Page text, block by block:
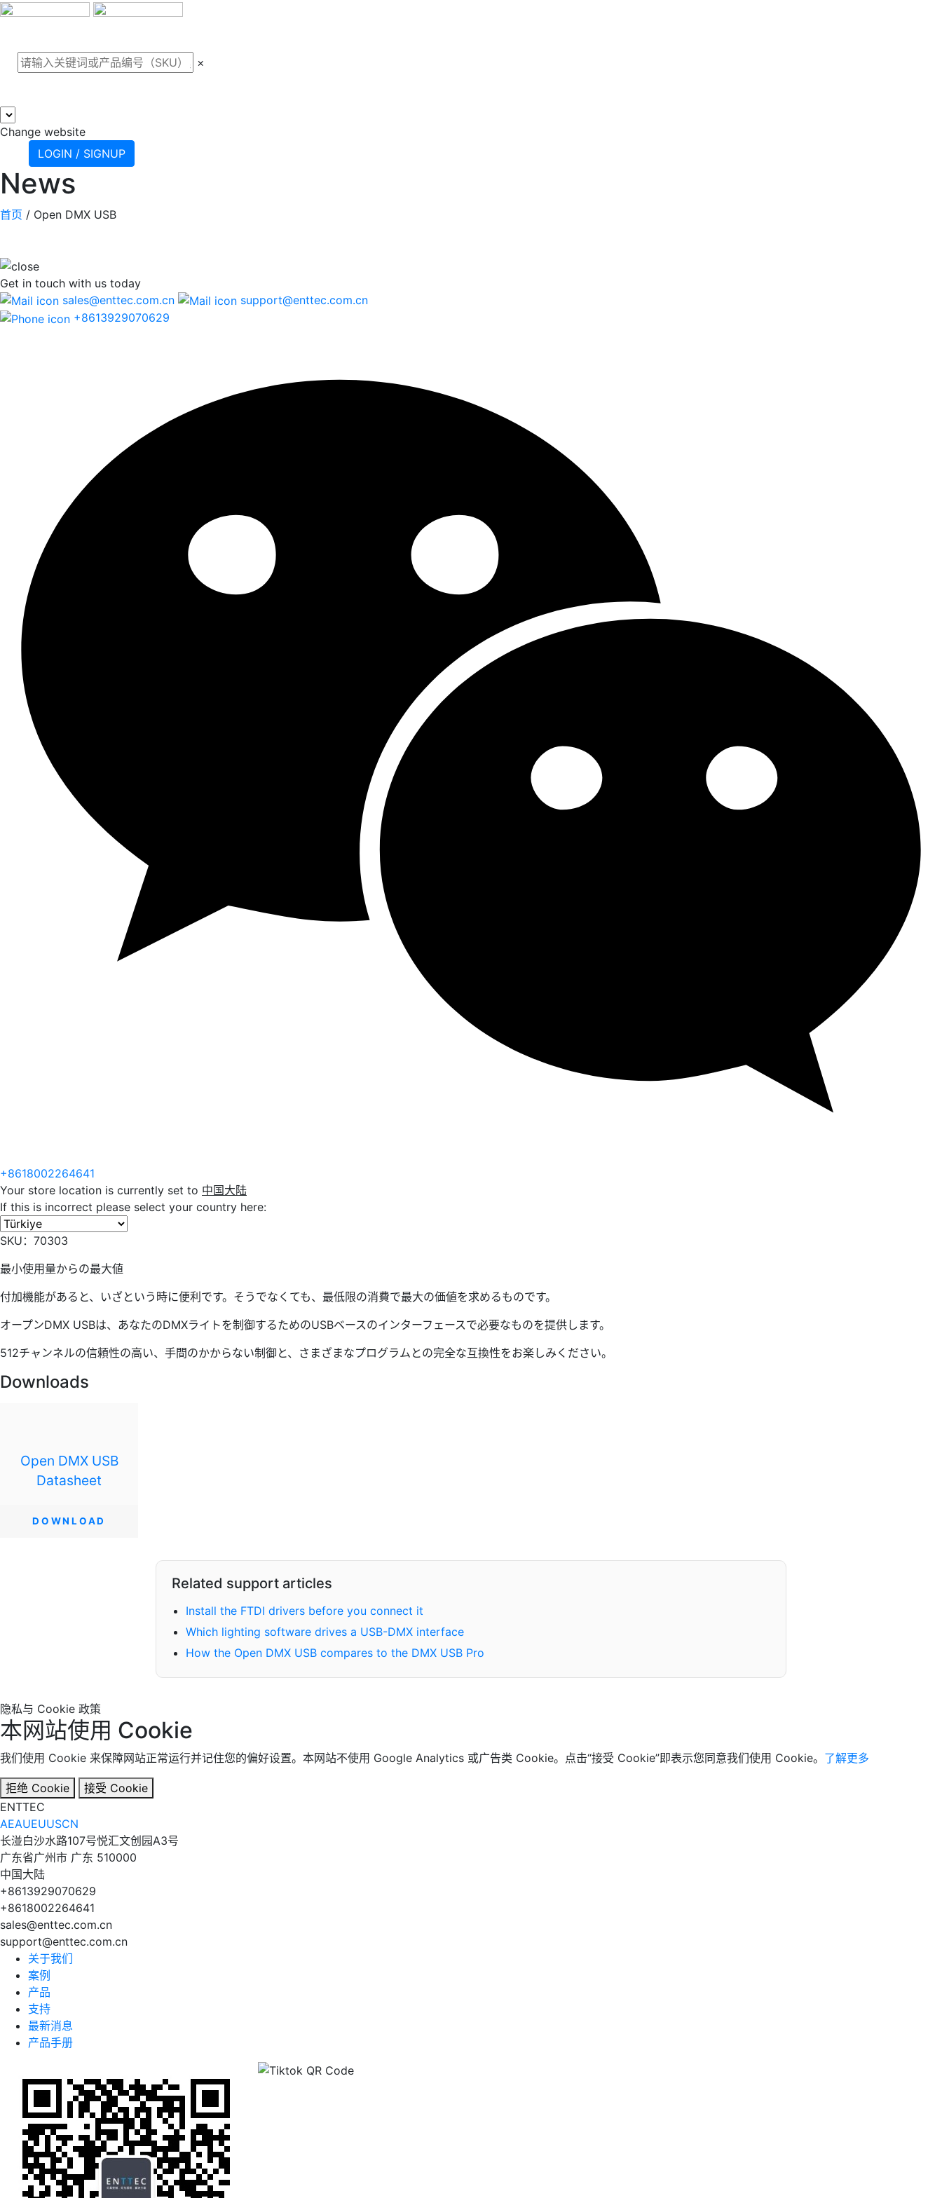
×
Change website
LOGIN / SIGNUP
News
首页 / Open DMX USB
Get in touch with us today
sales@enttec.com.cn
support@enttec.com.cn
+8613929070629
+8618002264641
Your store location is currently set to 中国大陆
If this is incorrect please select your country here:
SKU：70303
最小使用量からの最大値
付加機能があると、いざという時に便利です。そうでなくても、最低限の消費で最大の価値を求めるものです。
オープンDMX USBは、あなたのDMXライトを制御するためのUSBベースのインターフェースで必要なものを提供します。
512チャンネルの信頼性の高い、手間のかからない制御と、さまざまなプログラムとの完全な互換性をお楽しみください。
Downloads
Open DMX USB
Datasheet
Related support articles
Install the FTDI drivers before you connect it
Which lighting software drives a USB-DMX interface
How the Open DMX USB compares to the DMX USB Pro
隐私与 Cookie 政策
本网站使用 Cookie
我们使用 Cookie 来保障网站正常运行并记住您的偏好设置。本网站不使用 Google Analytics 或广告类 Cookie。点击“接受 Cookie”即表示您同意我们使用 Cookie。 了解更多
拒绝 Cookie
接受 Cookie
ENTTEC
AEAUEUUSCN
长湴白沙水路107号悦汇文创园A3号
广东省广州市 广东 510000
中国大陆
+8613929070629
+8618002264641
sales@enttec.com.cn
support@enttec.com.cn
关于我们
案例
产品
支持
最新消息
产品手册